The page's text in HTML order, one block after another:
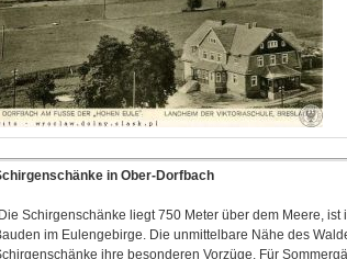
in Ober-Dorfbach
Schirgenschänke liegt 750 Meter über dem Meere,
im Eulengebirge. Die unmittelbare Nähe des
ihre besonderen Vorzüge. Für